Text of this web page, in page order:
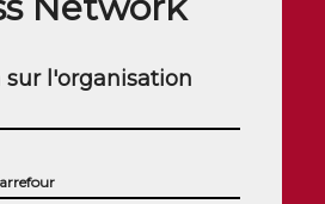
l'organisation